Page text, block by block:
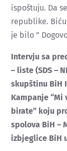
ispoštuju. Da
republike.
je bilo ”
Intervju sa
– liste (SDS –
skupštinu BiH
Kampanje
birate” koju
spolova BiH –
izbjeglice BiH